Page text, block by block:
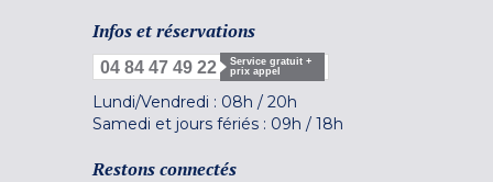
Infos et réservations
04 84 47 49 22
Service gratuit +
prix appel
Lundi/Vendredi : 08h / 20h
Samedi et jours fériés : 09h / 18h
Restons connectés